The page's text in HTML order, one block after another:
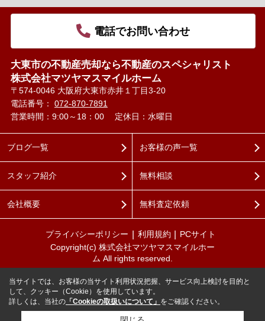
電話でお問い合わせ
大東市の不動産売却なら不動産のスペシャリスト
株式会社マツヤマスマイルホーム
〒574-0046 大阪府大東市赤井１丁目3-20
電話番号： 072-870-7891
営業時間：9:00～18：00
定休日：水曜日
ブログ一覧
スタッフ紹介
会社概要
お客様の声一覧
無料相談
無料査定依頼
プライバシーポリシー 利用規約
PCサイト
Copyright(c) 株式会社マツヤマスマイルホー
ム All rights reserved.
当サイトでは、お客様の当サイト利用状況把握、サービス向上検討を目的と
して、クッキー（Cookie）を使用しています。
詳しくは、当社の 「Cookieの取扱いについて」 をご確認ください。